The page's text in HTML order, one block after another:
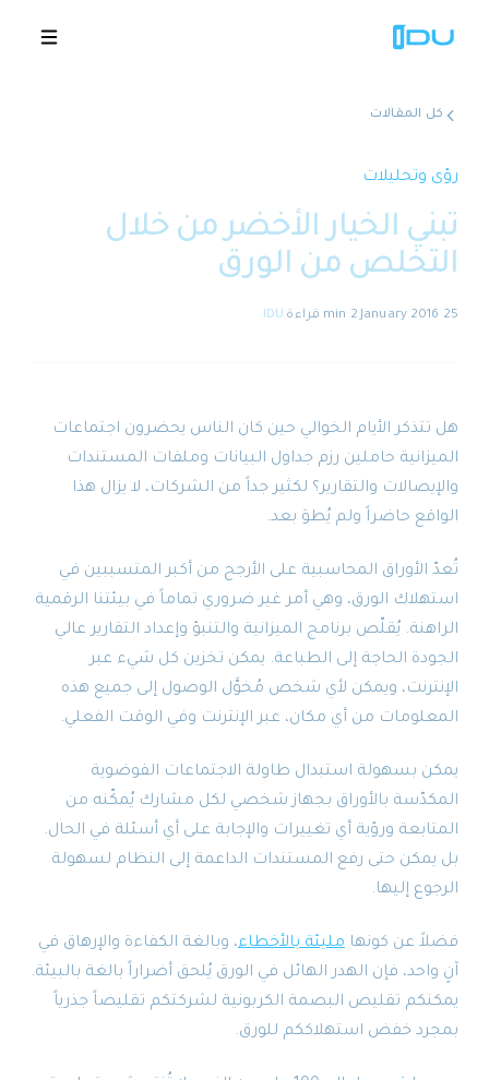
الحلول
المنصة
🇸🇦 عروض توضيحية
كل المقالات
رؤى وتحليلات
تبني الخيار الأخضر من خلال
التخلص من الورق
25 January 2016
2 min قراءة IDU
هل تتذكر الأيام الخوالي حين كان الناس يحضرون اجتماعات
الميزانية حاملين رزم جداول البيانات وملفات المستندات
والإيصالات والتقارير؟ لكثير جداً من الشركات، لا يزال هذا
الواقع حاضراً ولم يُطوَ بعد.
تُعدّ الأوراق المحاسبية على الأرجح من أكبر المتسببين في
استهلاك الورق، وهي أمر غير ضروري تماماً في بيئتنا الرقمية
الراهنة. يُقلّص برنامج الميزانية والتنبؤ وإعداد التقارير عالي
الجودة الحاجة إلى الطباعة. يمكن تخزين كل شيء عبر
الإنترنت، ويمكن لأي شخص مُخوَّل الوصول إلى جميع هذه
المعلومات من أي مكان، عبر الإنترنت وفي الوقت الفعلي.
يمكن بسهولة استبدال طاولة الاجتماعات الفوضوية
المكدّسة بالأوراق بجهاز شخصي لكل مشارك يُمكّنه من
المتابعة ورؤية أي تغييرات والإجابة على أي أسئلة في الحال.
بل يمكن حتى رفع المستندات الداعمة إلى النظام لسهولة
الرجوع إليها.
فضلاً عن كونها مليئة بالأخطاء، وبالغة الكفاءة والإرهاق في
آنٍ واحد، فإن الهدر الهائل في الورق يُلحق أضراراً بالغة بالبيئة.
يمكنكم تقليص البصمة الكربونية لشركتكم تقليصاً جذرياً
بمجرد خفض استهلاككم للورق.